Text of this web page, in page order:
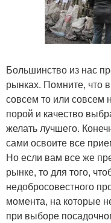
Большинство из нас
рынках. Помните, что
совсем то или совсем
порой и качество
желать лучшего.
сами освоите все
Но если вам все же
рынке, то для того,
недобросовестного
момента, на которые
при выборе